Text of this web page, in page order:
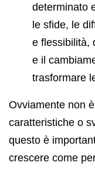
determinato
le sfide, le
e flessibilità,
e il
trasformare
Ovviamente non
caratteristiche o
questo è
crescere come